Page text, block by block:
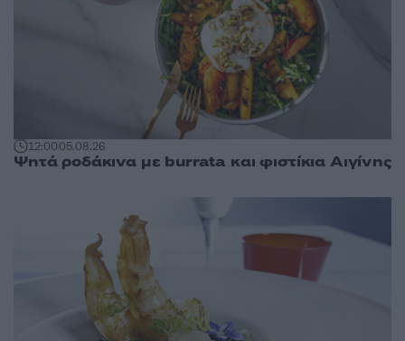
12:0005.08.26
Ψητά ροδάκινα με burrata και φιστίκια Αιγίνης